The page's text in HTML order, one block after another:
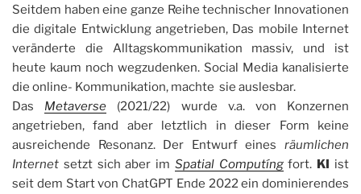
Seitdem haben eine ganze Reihe technischer Innovationen
die digitale Entwicklung angetrieben, Das mobile Internet
veränderte die Alltagskommunikation massiv, und ist
heute kaum noch wegzudenken. Social Media kanalisierte
die online- Kommunikation, machte sie auslesbar.
Das Metaverse (2021/22) wurde v.a. von Konzernen
angetrieben, fand aber letztlich in dieser Form keine
ausreichende Resonanz. Der Entwurf eines räumlichen
Internet setzt sich aber im Spatial Computíngfort. KI ist
seit dem Start von ChatGPT Ende 2022 ein dominierendes